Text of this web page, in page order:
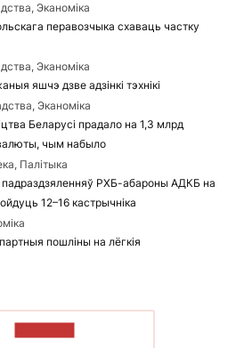
Эканоміка
перавозчыка схаваць частку
Эканоміка
яшчэ дзве адзінкі тэхнікі
Эканоміка
Беларусі прадало на 1,3 млрд
чым набыло
Палітыка
падраздзяленняў РХБ-абароны АДКБ на
12–16 кастрычніка
пошліны на лёгкія